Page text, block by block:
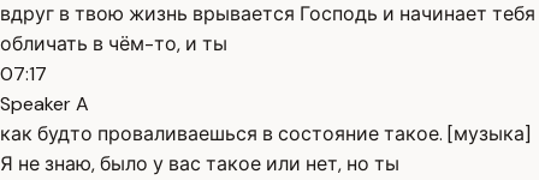
вдруг в твою жизнь врывается Господь и начинает тебя
обличать в чём-то, и ты
07:17
Speaker A
как будто проваливаешься в состояние такое. [музыка]
Я не знаю, было у вас такое или нет, но ты